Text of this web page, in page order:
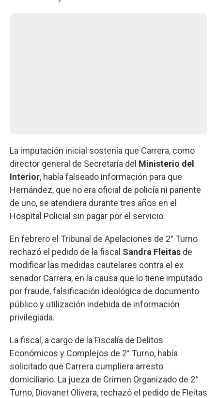
La imputación inicial sostenía que Carrera, como
director general de Secretaría del Ministerio del
Interior, había falseado información para que
Hernández, que no era oficial de policía ni pariente
de uno, se atendiera durante tres años en el
Hospital Policial sin pagar por el servicio.
En febrero el Tribunal de Apelaciones de 2° Turno
rechazó el pedido de la fiscal Sandra Fleitas de
modificar las medidas cautelares contra el ex
senador Carrera, en la causa que lo tiene imputado
por fraude, falsificación ideológica de documento
público y utilización indebida de información
privilegiada.
La fiscal, a cargo de la Fiscalía de Delitos
Económicos y Complejos de 2° Turno, había
solicitado que Carrera cumpliera arresto
domiciliario. La jueza de Crimen Organizado de 2°
Turno, Diovanet Olivera, rechazó el pedido de Fleitas